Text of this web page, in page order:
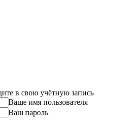
в свою учётную запись
Ваше имя пользователя
Ваш пароль